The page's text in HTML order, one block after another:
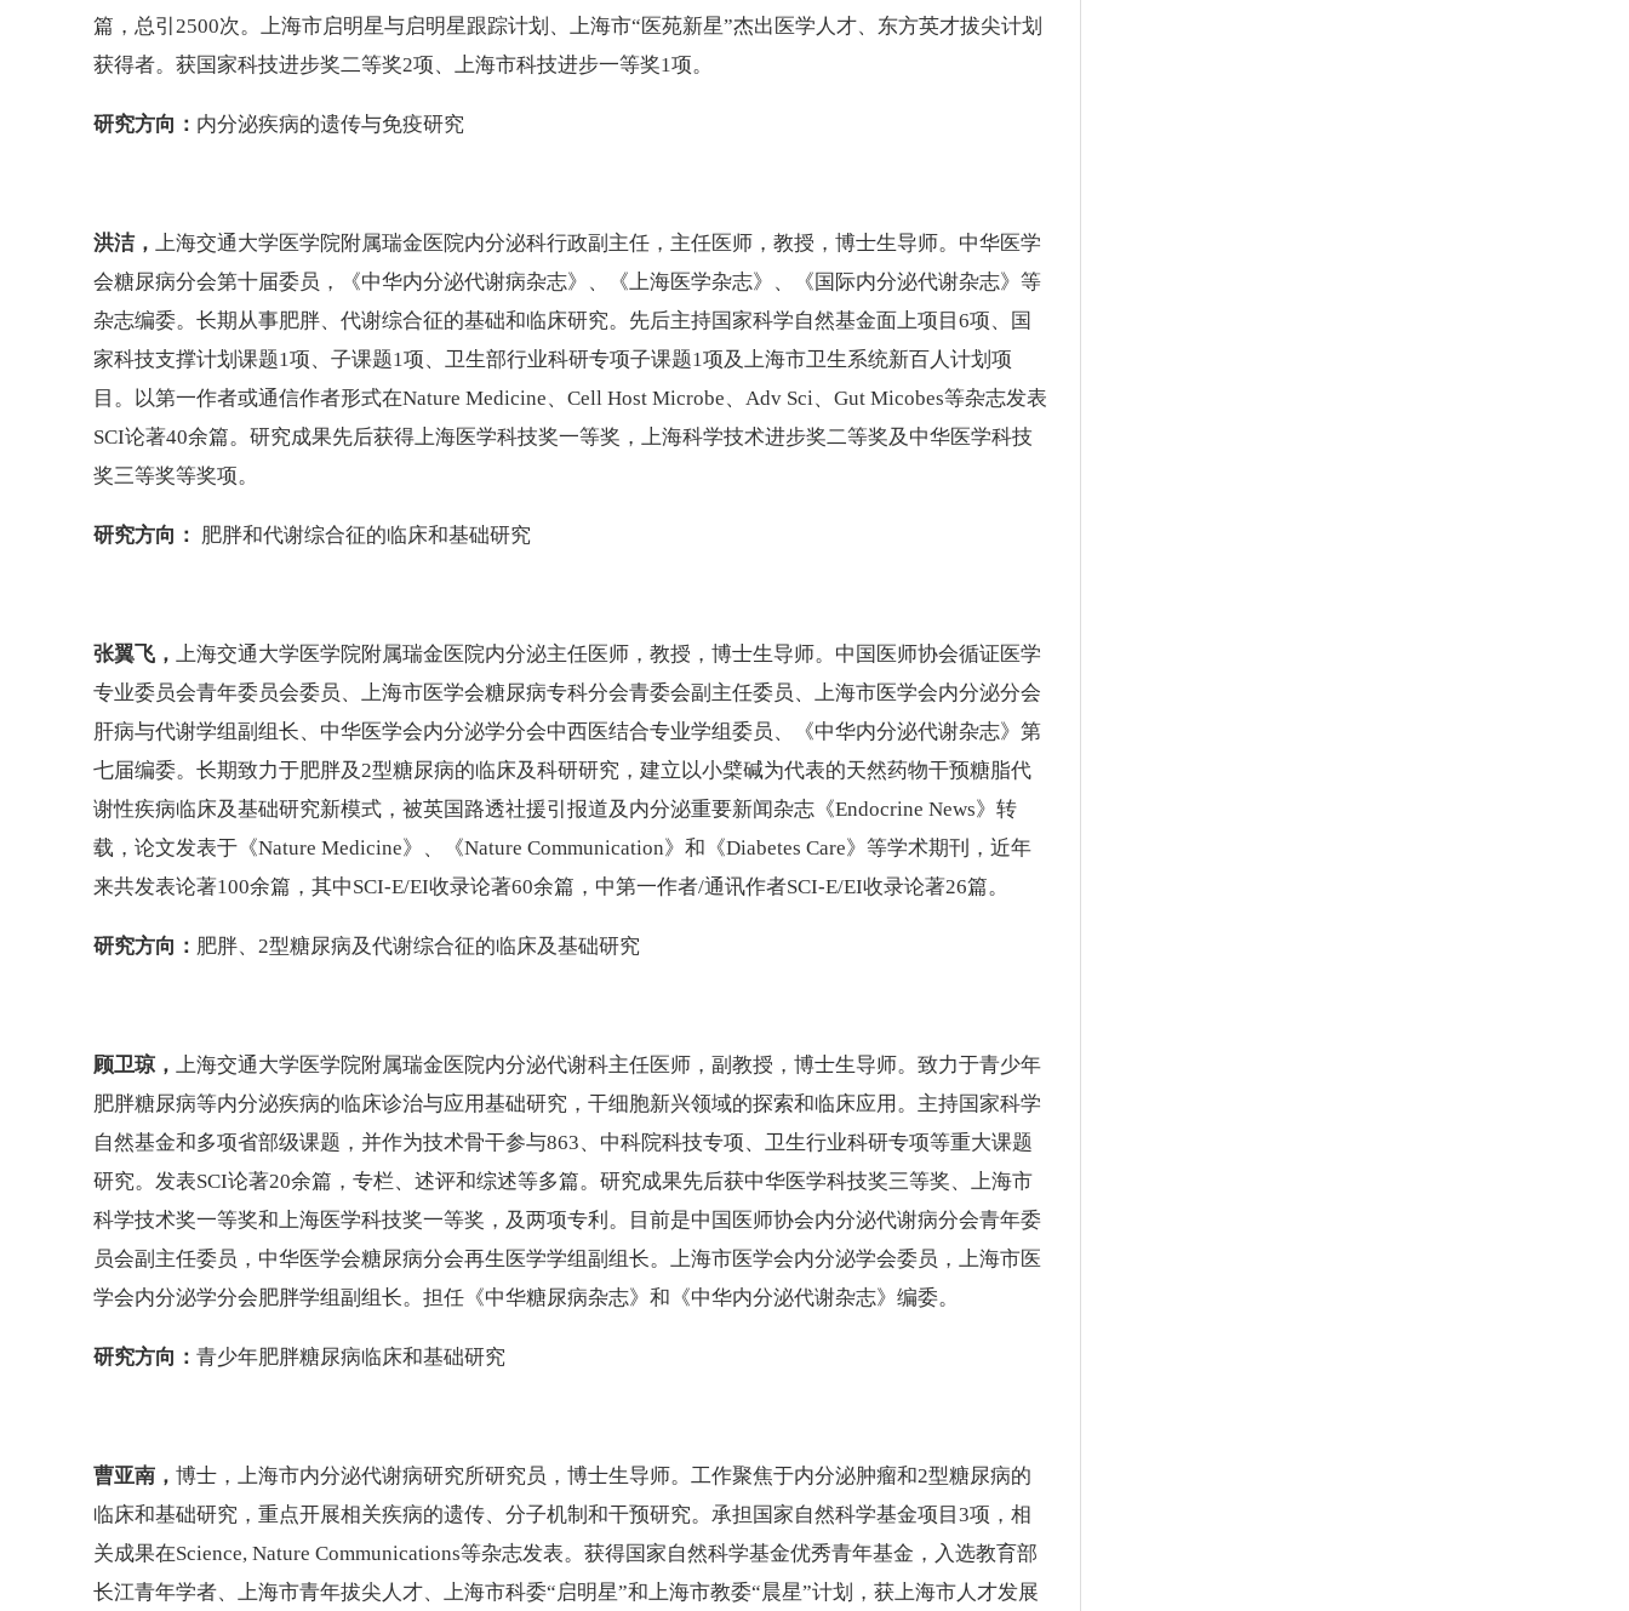
篇，总引2500次。上海市启明星与启明星跟踪计划、上海市“医苑新星”杰出医学人才、东方英才拔尖计划
获得者。获国家科技进步奖二等奖2项、上海市科技进步一等奖1项。
研究方向： 内分泌疾病的遗传与免疫研究
洪洁，
上海交通大学医学院附属瑞金医院内分泌科行政副主任，主任医师，教授，博士生导师。中华医学
会糖尿病分会第十届委员，《中华内分泌代谢病杂志》、《上海医学杂志》、《国际内分泌代谢杂志》等
杂志编委。长期从事肥胖、代谢综合征的基础和临床研究。先后主持国家科学自然基金面上项目6项、国
家科技支撑计划课题1项、子课题1项、卫生部行业科研专项子课题1项及上海市卫生系统新百人计划项
目。以第一作者或通信作者形式在Nature Medicine、Cell Host Microbe、Adv Sci、Gut Micobes等杂志发表
SCI论著40余篇。研究成果先后获得上海医学科技奖一等奖，上海科学技术进步奖二等奖及中华医学科技
奖三等奖等奖项。
研究方向： 肥胖和代谢综合征的临床和基础研究
张翼飞，
上海交通大学医学院附属瑞金医院内分泌主任医师，教授，博士生导师。中国医师协会循证医学
专业委员会青年委员会委员、上海市医学会糖尿病专科分会青委会副主任委员、上海市医学会内分泌分会
肝病与代谢学组副组长、中华医学会内分泌学分会中西医结合专业学组委员、《中华内分泌代谢杂志》第
七届编委。长期致力于肥胖及2型糖尿病的临床及科研研究，建立以小檗碱为代表的天然药物干预糖脂代
谢性疾病临床及基础研究新模式，被英国路透社援引报道及内分泌重要新闻杂志《Endocrine News》转
载，论文发表于《Nature Medicine》、《Nature Communication》和《Diabetes Care》等学术期刊，近年
来共发表论著100余篇，其中SCI-E/EI收录论著60余篇，中第一作者/通讯作者SCI-E/EI收录论著26篇。
研究方向： 肥胖、2型糖尿病及代谢综合征的临床及基础研究
顾卫琼，
上海交通大学医学院附属瑞金医院内分泌代谢科主任医师，副教授，博士生导师。致力于青少年
肥胖糖尿病等内分泌疾病的临床诊治与应用基础研究，干细胞新兴领域的探索和临床应用。主持国家科学
自然基金和多项省部级课题，并作为技术骨干参与863、中科院科技专项、卫生行业科研专项等重大课题
研究。发表SCI论著20余篇，专栏、述评和综述等多篇。研究成果先后获中华医学科技奖三等奖、上海市
科学技术奖一等奖和上海医学科技奖一等奖，及两项专利。目前是中国医师协会内分泌代谢病分会青年委
员会副主任委员，中华医学会糖尿病分会再生医学学组副组长。上海市医学会内分泌学会委员，上海市医
学会内分泌学分会肥胖学组副组长。担任《中华糖尿病杂志》和《中华内分泌代谢杂志》编委。
研究方向： 青少年肥胖糖尿病临床和基础研究
曹亚南， 博士，上海市内分泌代谢病研究所研究员，博士生导师。工作聚焦于内分泌肿瘤和2型糖尿病的
临床和基础研究，重点开展相关疾病的遗传、分子机制和干预研究。承担国家自然科学基金项目3项，相
关成果在Science, Nature Communications等杂志发表。获得国家自然科学基金优秀青年基金，入选教育部
长江青年学者、上海市青年拔尖人才、上海市科委“启明星”和上海市教委“晨星”计划，获上海市人才发展